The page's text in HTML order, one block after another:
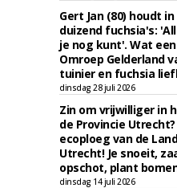
Gert Jan (80) houdt
duizend fuchsia's:
je nog kunt'. Wat
Omroep Gelderland
tuinier en fuchsia
dinsdag 28 juli 2026
Zin om vrijwilliger in
de Provincie
ecoploeg van de
Utrecht! Je snoeit,
opschot, plant
dinsdag 14 juli 2026